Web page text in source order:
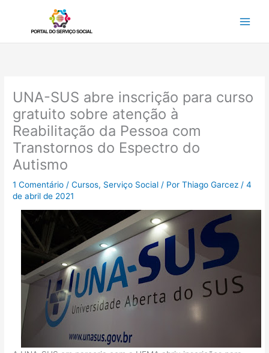
conteúdo
UNA-SUS abre inscrição para curso
gratuito sobre atenção à
Reabilitação da Pessoa com
Transtornos do Espectro do
Autismo
1 Comentário /Cursos, Serviço Social / PorThiago Garcez /4
de abril de 2021